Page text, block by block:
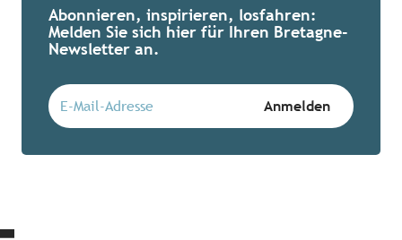
Abonnieren, inspirieren, losfahren:
Melden Sie sich hier für Ihren Bretagne-
Newsletter an.